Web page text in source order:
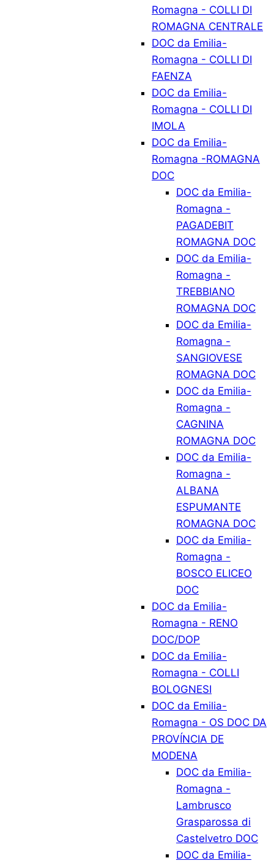
Romagna - COLLI DI
ROMAGNA CENTRALE
DOC da Emilia-
Romagna - COLLI DI
FAENZA
DOC da Emilia-
Romagna - COLLI DI
IMOLA
DOC da Emilia-
Romagna -ROMAGNA
DOC
DOC da Emilia-
Romagna -
PAGADEBIT
ROMAGNA DOC
DOC da Emilia-
Romagna -
TREBBIANO
ROMAGNA DOC
DOC da Emilia-
Romagna -
SANGIOVESE
ROMAGNA DOC
DOC da Emilia-
Romagna -
CAGNINA
ROMAGNA DOC
DOC da Emilia-
Romagna -
ALBANA
ESPUMANTE
ROMAGNA DOC
DOC da Emilia-
Romagna -
BOSCO ELICEO
DOC
DOC da Emilia-
Romagna - RENO
DOC/DOP
DOC da Emilia-
Romagna - COLLI
BOLOGNESI
DOC da Emilia-
Romagna - OS DOC DA
PROVÍNCIA DE
MODENA
DOC da Emilia-
Romagna -
Lambrusco
Grasparossa di
Castelvetro DOC
DOC da Emilia-